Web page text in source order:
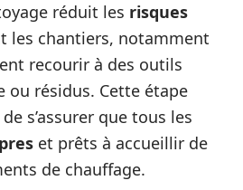
réduit les risques
les chantiers, notamment
recourir à des outils
ou résidus. Cette étape
s’assurer que tous les
et prêts à accueillir de
de chauffage.